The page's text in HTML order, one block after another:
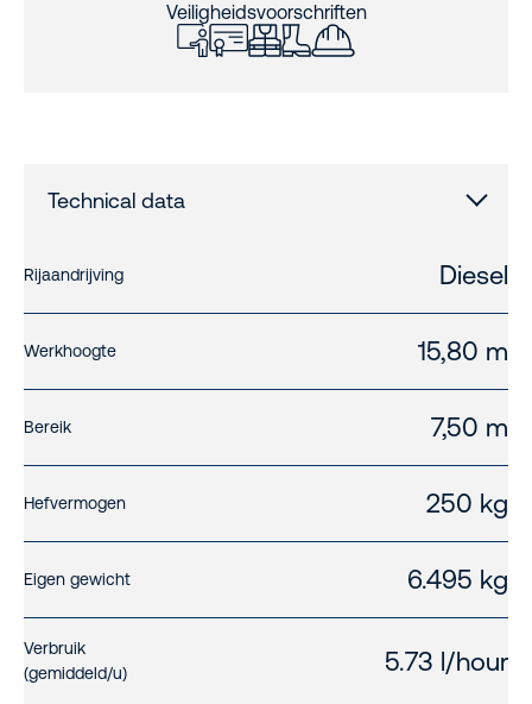
Veiligheidsvoorschriften
Technical data
Rijaandrijving Diesel
Werkhoogte 15,80 m
Bereik 7,50 m
Hefvermogen 250 kg
Eigen gewicht 6.495 kg
Verbruik
(gemiddeld/u)
5.73 l/hour